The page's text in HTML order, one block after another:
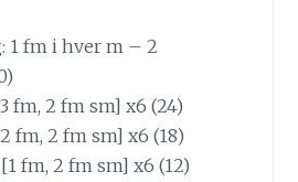
1 fm i hver m – 2
fm, 2 fm sm] x6 (24)
fm, 2 fm sm] x6 (18)
fm, 2 fm sm] x6 (12)